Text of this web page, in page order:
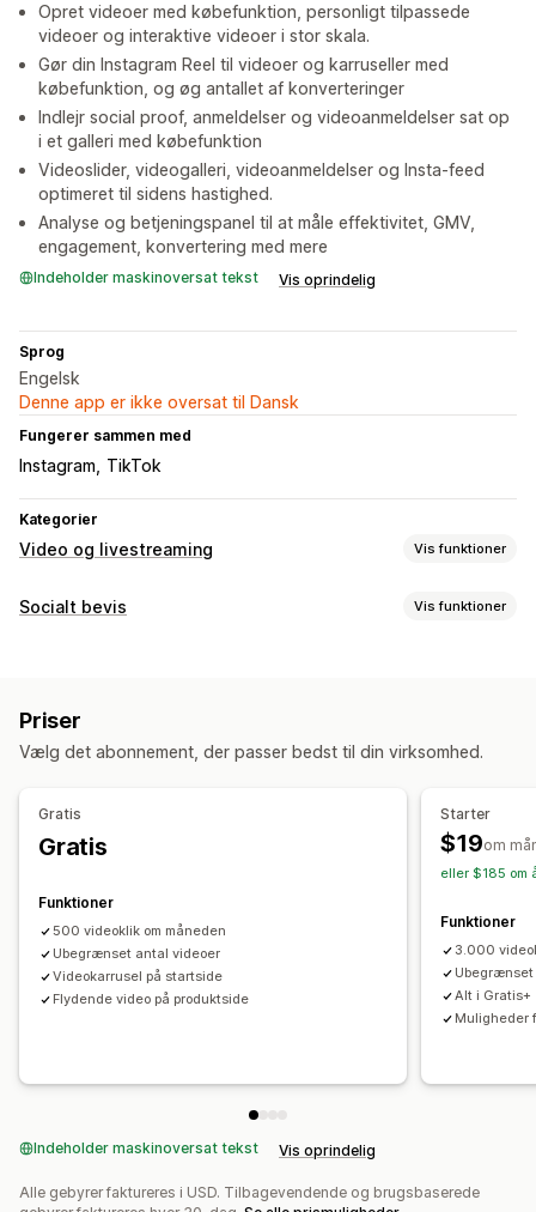
Opret videoer med købefunktion, personligt tilpassede
videoer og interaktive videoer i stor skala.
Gør din Instagram Reel til videoer og karruseller med
købefunktion, og øg antallet af konverteringer
Indlejr social proof, anmeldelser og videoanmeldelser sat op
i et galleri med købefunktion
Videoslider, videogalleri, videoanmeldelser og Insta-feed
optimeret til sidens hastighed.
Analyse og betjeningspanel til at måle effektivitet, GMV,
engagement, konvertering med mere
Indeholder maskinoversat tekst Vis oprindelig
Sprog
Engelsk
Denne app er ikke oversat til Dansk
Fungerer sammen med
Instagram TikTok
Kategorier
Video og livestreaming Vis funktioner
Videoadministration
Tilpasning
Integrerede videoer
Karruseller
Socialt bevis Vis funktioner
Analyser
Priser
Vælg det abonnement, der passer bedst til din virksomhed.
Gratis
Gratis
Funktioner
500 videoklik om måneden
Ubegrænset antal videoer
Videokarrusel på startside
Flydende video på produktside
Starter
$19om
eller $185 om
Funktioner
3.000
Alt i Gratis+
Muligheder
Indeholder maskinoversat tekst Vis oprindelig
Alle gebyrer faktureres i USD. Tilbagevendende og brugsbaserede